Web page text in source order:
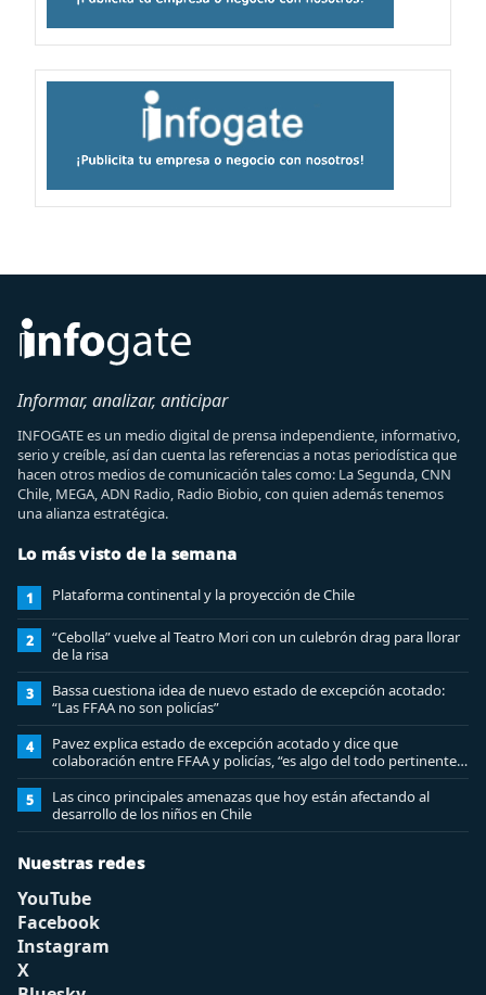
Informar, analizar, anticipar
INFOGATE es un medio digital de prensa independiente, informativo,
serio y creíble, así dan cuenta las referencias a notas periodística que
hacen otros medios de comunicación tales como: La Segunda, CNN
Chile, MEGA, ADN Radio, Radio Biobio, con quien además tenemos
una alianza estratégica.
Lo más visto de la semana
1 Plataforma continental y la proyección de Chile
2
“Cebolla” vuelve al Teatro Mori con un culebrón drag para llorar
de la risa
3
Bassa cuestiona idea de nuevo estado de excepción acotado:
“Las FFAA no son policías”
4
Pavez explica estado de excepción acotado y dice que
colaboración entre FFAA y policías, “es algo del todo pertinente
analizar”
5
Las cinco principales amenazas que hoy están afectando al
desarrollo de los niños en Chile
Nuestras redes
YouTube
Facebook
Instagram
X